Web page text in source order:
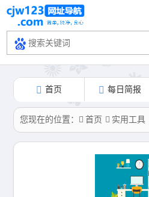
首页 每日简报
您现在的位置： 首页 实用工具